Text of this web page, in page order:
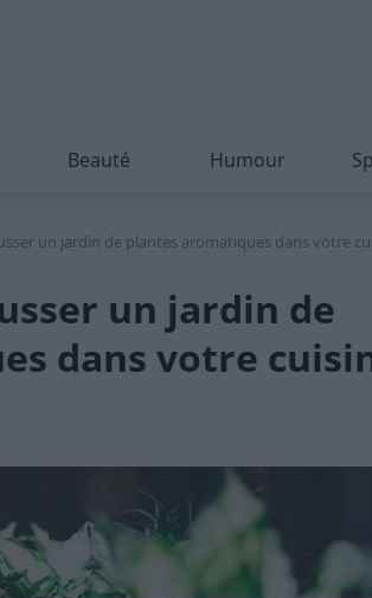
Beauté Humour
un jardin de plantes aromatiques dans votre
un jardin de
dans votre